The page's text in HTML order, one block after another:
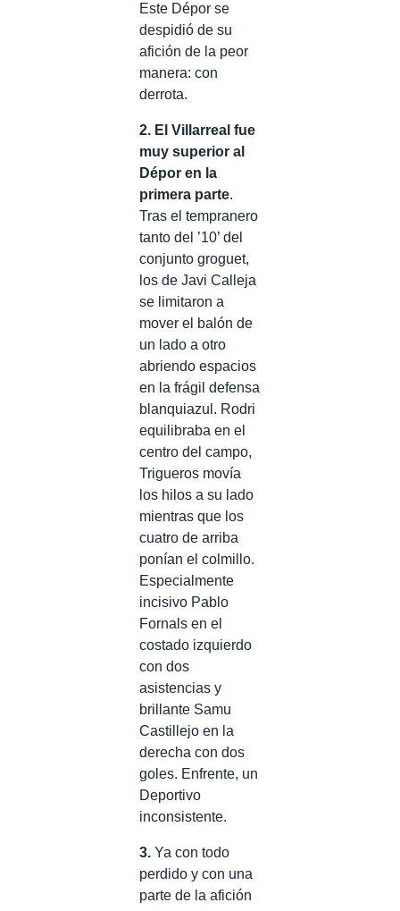
Este Dépor se
despidió de su
afición de la peor
manera: con
derrota.
2. El Villarreal fue
muy superior al
Dépor en la
primera parte.
Tras el tempranero
tanto del ’10’ del
conjunto groguet,
los de Javi Calleja
se limitaron a
mover el balón de
un lado a otro
abriendo espacios
en la frágil defensa
blanquiazul. Rodri
equilibraba en el
centro del campo,
Trigueros movía
los hilos a su lado
mientras que los
cuatro de arriba
ponían el colmillo.
Especialmente
incisivo Pablo
Fornals en el
costado izquierdo
con dos
asistencias y
brillante Samu
Castillejo en la
derecha con dos
goles. Enfrente, un
Deportivo
inconsistente.
3. Ya con todo
perdido y con una
parte de la afición